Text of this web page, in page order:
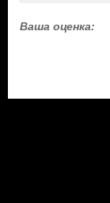
Ваша оценка: